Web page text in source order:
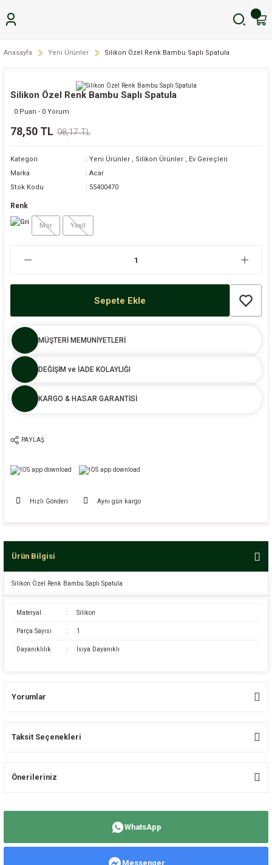
Anasayfa Yeni Ürünler Silikon Özel Renk Bambu Saplı Spatula
Silikon Özel Renk Bambu Saplı Spatula
0 Puan - 0 Yorum
78,50 TL 98,17 TL
Kategori Yeni Ürünler , Silikon Ürünler , Ev Gereçleri
Marka
Acar
Stok Kodu
55400470
Renk
Mor Yeşil
Sepete Ekle
MÜŞTERİ MEMUNİYETLERİ
DEĞİŞİM ve İADE KOLAYLIĞI
KARGO & HASAR GARANTİSİ
PAYLAŞ
Hızlı Gönderi Aynı gün kargo
Ürün Bilgisi
Silikon Özel Renk Bambu Saplı Spatula
Materyal : Silikon
Parça Sayısı : 1
Dayanıklılık : Isıya Dayanıklı
Yorumlar
Taksit Seçenekleri
Önerileriniz
WhatsApp
Messenger